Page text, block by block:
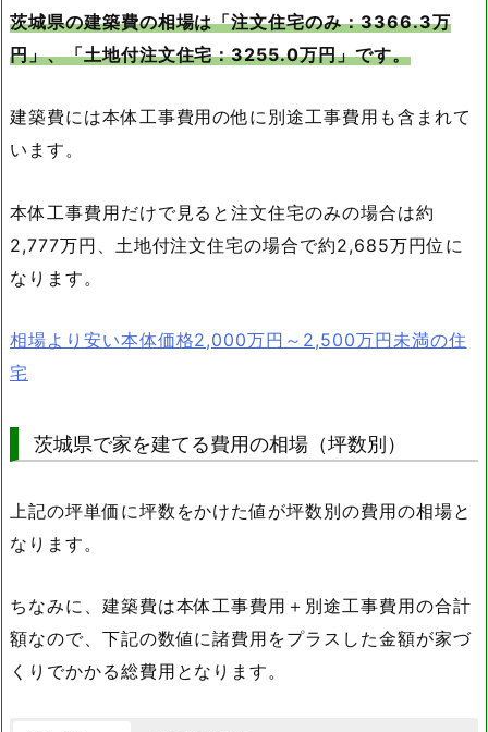
建築費
（万
円）
得費
円）
延床面積
敷地面積
国
3194.6 1499.5 111.5/33.7 237.0/71.7 94.7
茨
※建築費は本体工事費用＋別途工事費用（付帯工事費用）の合計額
茨城県の建築費の相場は「注文住宅のみ：3366.3万
円」、「土地付注文住宅：3255.0万円」です。
建築費には本体工事費用の他に別途工事費用も含まれて
います。
本体工事費用だけで見ると注文住宅のみの場合は約
2,777万円、土地付注文住宅の場合で約2,685万円位に
なります。
相場より安い本体価格2,000万円～2,500万円未満の住
宅
茨城県で家を建てる費用の相場（坪数別）
上記の坪単価に坪数をかけた値が坪数別の費用の相場と
なります。
ちなみに、建築費は本体工事費用＋別途工事費用の合計
額なので、下記の数値に諸費用をプラスした金額が家づ
くりでかかる総費用となります。